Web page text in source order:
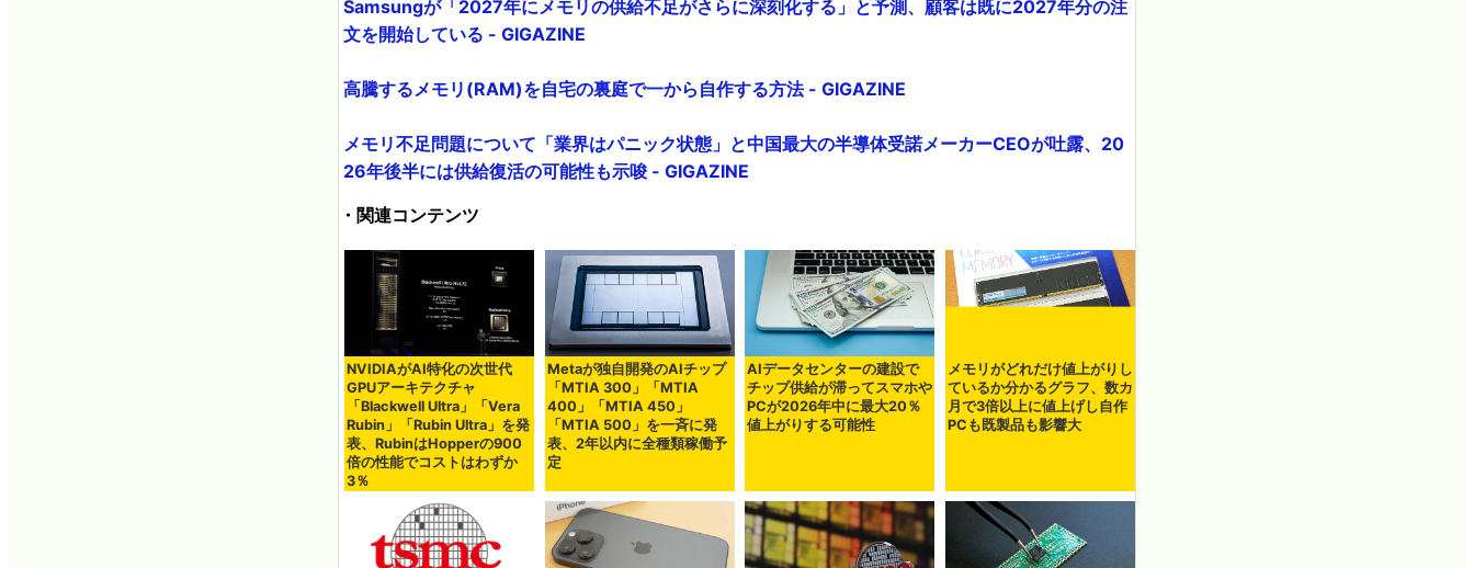
Samsungが「2027年にメモリの供給不足がさらに深刻化する」と予測、顧客は既に2027年分の注
文を開始している - GIGAZINE
高騰するメモリ(RAM)を自宅の裏庭で一から自作する方法 - GIGAZINE
メモリ不足問題について「業界はパニック状態」と中国最大の半導体受諾メーカーCEOが吐露、20
26年後半には供給復活の可能性も示唆 - GIGAZINE
・関連コンテンツ
NVIDIAがAI特化の次世代
GPUアーキテクチャ
「Blackwell Ultra」「Vera
Rubin」「Rubin Ultra」を発
表、RubinはHopperの900
倍の性能でコストはわずか
3％
Metaが独自開発のAIチップ
「MTIA 300」「MTIA
400」「MTIA 450」
「MTIA 500」を一斉に発
表、2年以内に全種類稼働予
定
AIデータセンターの建設で
チップ供給が滞ってスマホや
PCが2026年中に最大20％
値上がりする可能性
メモリがどれだけ値上がりし
ているか分かるグラフ、数カ
月で3倍以上に値上げし自作
PCも既製品も影響大